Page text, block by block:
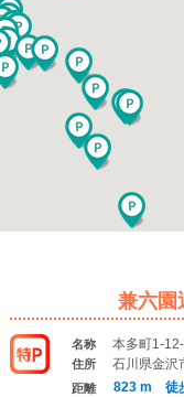
兼六園
名称 本多町1-
住所 石川県金沢
距離 823 m 徒